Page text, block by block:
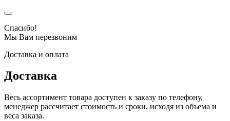
Спасибо!
Мы Вам перезвоним
Доставка и оплата
Доставка
Весь ассортимент товара доступен к заказу по телефону,
менеджер рассчитает стоимость и сроки, исходя из объема и
веса заказа.